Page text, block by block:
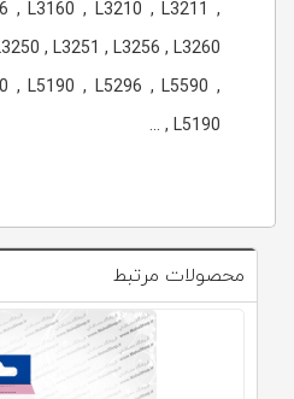
, L3160 , L3210 , L3211 ,
, L3251 , L3256 , L3260
, L5190 , L5296 , L5590 ,
L5190 , ...
محصولات مرتبط